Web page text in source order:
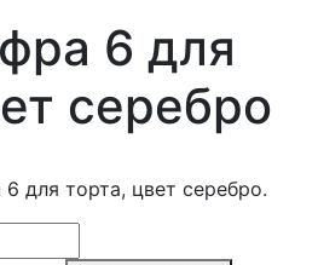
6 для
серебро
для торта, цвет серебро.